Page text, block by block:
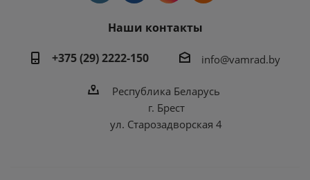
Наши контакты
+375 (29) 2222-150
info@vamrad.by
Республика Беларусь
г. Брест
ул. Старозадворская 4